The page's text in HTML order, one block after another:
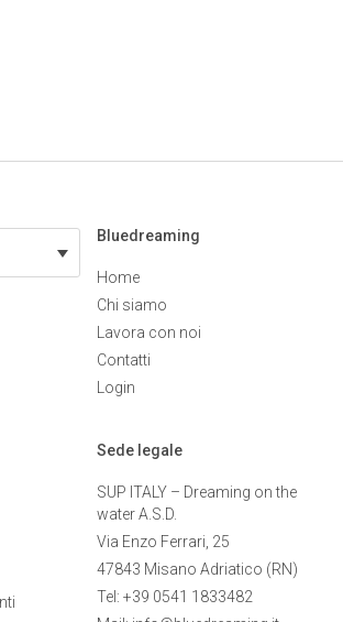
Bluedreaming
Home
Chi siamo
Lavora con noi
Contatti
Login
Sede legale
SUP ITALY – Dreaming on the
water A.S.D.
Via Enzo Ferrari, 25
47843 Misano Adriatico (RN)
Tel: +39 0541 1833482